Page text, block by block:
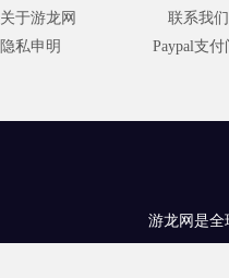
关于游龙网
联系我们
隐私申明
Paypal支付
游龙网是全